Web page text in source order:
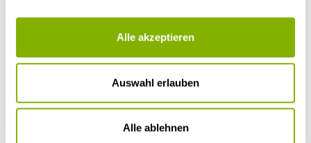
Alle akzeptieren
Auswahl erlauben
Alle ablehnen
aus - Dr. Georg Jacobs ist Lawyer of the year
im Vergabeverfahren zum Betrieb der Duty Free